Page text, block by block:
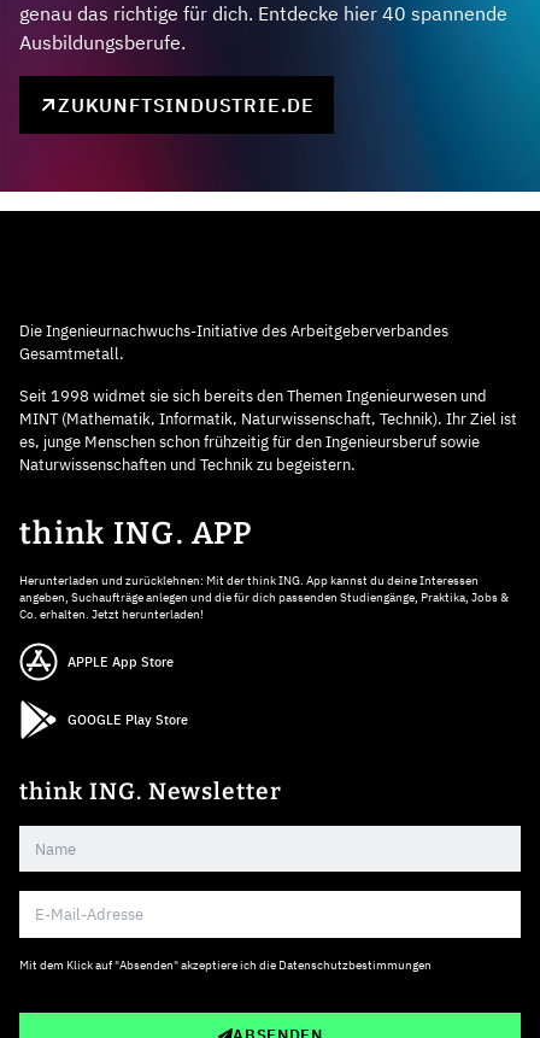
genau das richtige für dich. Entdecke hier 40 spannende
Ausbildungsberufe.
ZUKUNFTSINDUSTRIE.DE
Die Ingenieurnachwuchs-Initiative des Arbeitgeberverbandes
Gesamtmetall.
Seit 1998 widmet sie sich bereits den Themen Ingenieurwesen und
MINT (Mathematik, Informatik, Naturwissenschaft, Technik). Ihr Ziel ist
es, junge Menschen schon frühzeitig für den Ingenieursberuf sowie
Naturwissenschaften und Technik zu begeistern.
think ING. APP
Herunterladen und zurücklehnen: Mit der think ING. App kannst du deine Interessen
angeben, Suchaufträge anlegen und die für dich passenden Studiengänge, Praktika, Jobs &
Co. erhalten. Jetzt herunterladen!
APPLE App Store
GOOGLE Play Store
think ING. Newsletter
Mit dem Klick auf "Absenden" akzeptiere ich die Datenschutzbestimmungen